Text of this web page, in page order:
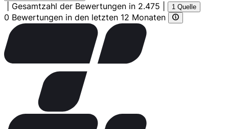
Gesamtzahl der Bewertungen in 2.475 1 Quelle
0 Bewertungen in den letzten 12 Monaten